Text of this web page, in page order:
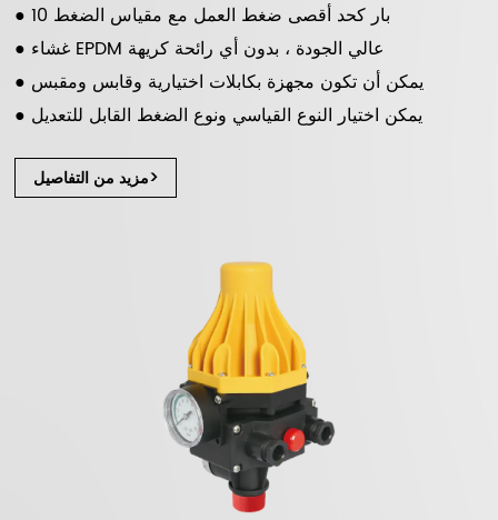
● 10 بار كحد أقصى ضغط العمل مع مقياس الضغط
● غشاء EPDM عالي الجودة ، بدون أي رائحة كريهة
● يمكن أن تكون مجهزة بكابلات اختيارية وقابس ومقبس
● يمكن اختيار النوع القياسي ونوع الضغط القابل للتعديل
مزيد من التفاصيل>